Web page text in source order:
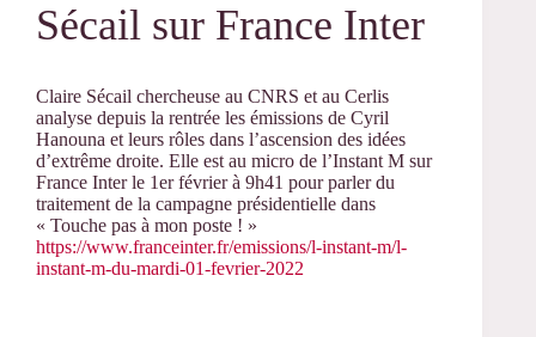
Sécail sur France Inter
Claire Sécail chercheuse au CNRS et au Cerlis
analyse depuis la rentrée les émissions de Cyril
Hanouna et leurs rôles dans l’ascension des idées
d’extrême droite. Elle est au micro de l’Instant M sur
France Inter le 1er février à 9h41 pour parler du
traitement de la campagne présidentielle dans
« Touche pas à mon poste ! »
https://www.franceinter.fr/emissions/l-instant-m/l-
instant-m-du-mardi-01-fevrier-2022